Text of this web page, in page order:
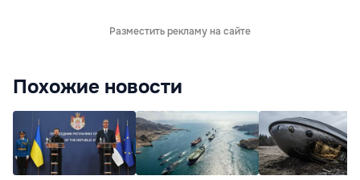
Разместить рекламу на сайте
Похожие новости